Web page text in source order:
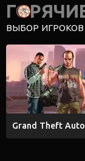
ВЫБОР ИГРОКОВ
Grand Theft